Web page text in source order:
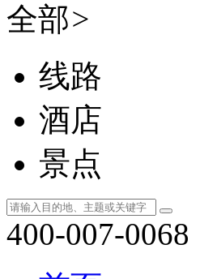
全部>
线路
酒店
景点
400-007-0068